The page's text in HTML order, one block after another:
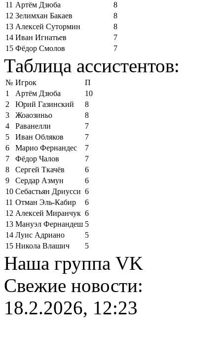
11 Артём Дзюба
8
12 Зелимхан Бакаев
8
13 Алексей Сутормин
8
14 Иван Игнатьев
7
15 Фёдор Смолов 7
Таблица ассистентов:
№ Игрок
П
1
Артём Дзюба
10
2
Юрий Газинский
8
3
Жоаозиньо
8
4
Раванелли
7
5
Иван Обляков
7
6
Марио Фернандес
7
7
Фёдор Чалов
7
8
Сергей Ткачёв
6
9
Сердар Азмун
6
10 Себастьян Дриусси 6
11 Отман Эль-Кабир
6
12 Алексей Миранчук 6
13 Мануэл Фернандеш 5
14 Луис Адриано
5
15 Никола Влашич 5
Наша группа VK
Свежие новости:
18.2.2026, 12:23